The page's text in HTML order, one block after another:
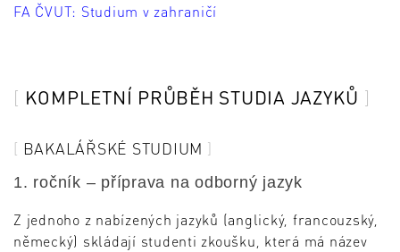
FA ČVUT: Studium v zahraničí
KOMPLETNÍ PRŮBĚH STUDIA JAZYKŮ
BAKALÁŘSKÉ STUDIUM
1. ročník – příprava na odborný jazyk
Z jednoho z nabízených jazyků (anglický, francouzský,
německý) skládají studenti zkoušku, která má název